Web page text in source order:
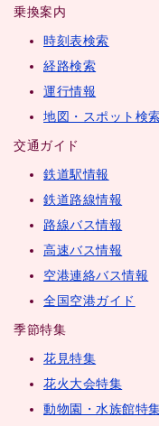
乗換案内
時刻表検索
経路検索
運行情報
地図・スポット検
交通ガイド
鉄道駅情報
鉄道路線情報
路線バス情報
高速バス情報
空港連絡バス情報
全国空港ガイド
季節特集
花見特集
花火大会特集
動物園・水族館特